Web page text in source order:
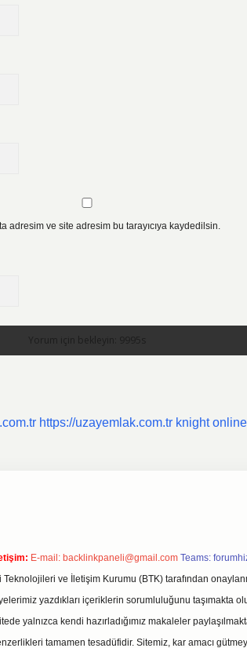
adresim ve site adresim bu tarayıcıya kaydedilsin.
https://uzayemlak.com.tr knight online
E-mail: backlinkpaneli@gmail.com Teams:
ve İletişim Kurumu (BTK) tarafından
yazdıkları içeriklerin sorumluluğunu
yalnızca kendi hazırladığımız makaleler
tamamen tesadüfidir. Sitemiz, kar amacı